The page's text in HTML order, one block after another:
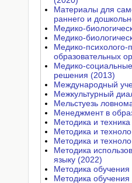
Материалы для
раннего и
Медико-
Медико-
Медико-психолого-
образовательных
Медико-
решения (2013)
Международный
Межкультурный
Мельстуезь
Менеджмент в
Методика и
Методика и
Методика и
Методика
языку (2022)
Методика обучения
Методика